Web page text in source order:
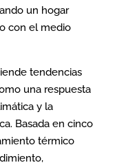
un hogar
con el medio
tendencias
una respuesta
y la
Basada en cinco
térmico